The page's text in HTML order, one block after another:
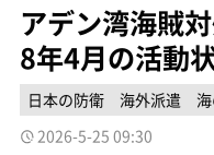
アデン湾海賊
8年4月の活動
日本の防衛 海外派遣
2026-5-25 09:30